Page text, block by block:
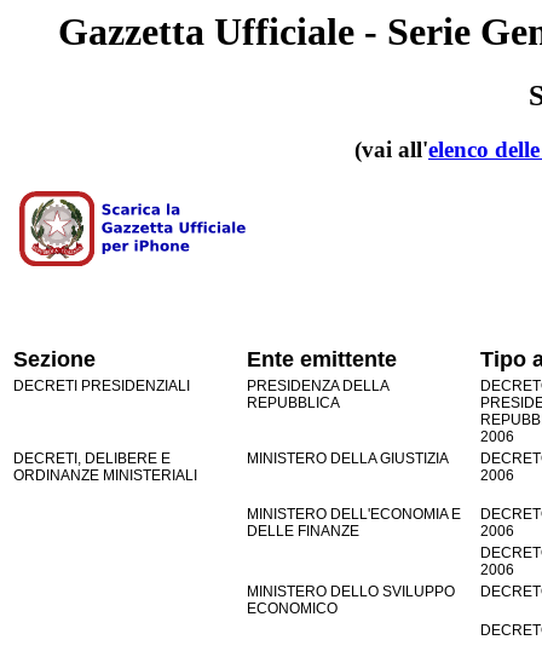
Gazzetta Ufficiale - Serie
(vai all'elenco
Sezione Ente emittente Tipo
DECRETI PRESIDENZIALI
PRESIDENZA DELLA
REPUBBLICA
2006
DECRETI, DELIBERE E
ORDINANZE MINISTERIALI
MINISTERO DELLA GIUSTIZIA
2006
MINISTERO DELL'ECONOMIA E
DELLE FINANZE
2006
2006
MINISTERO DELLO SVILUPPO
ECONOMICO